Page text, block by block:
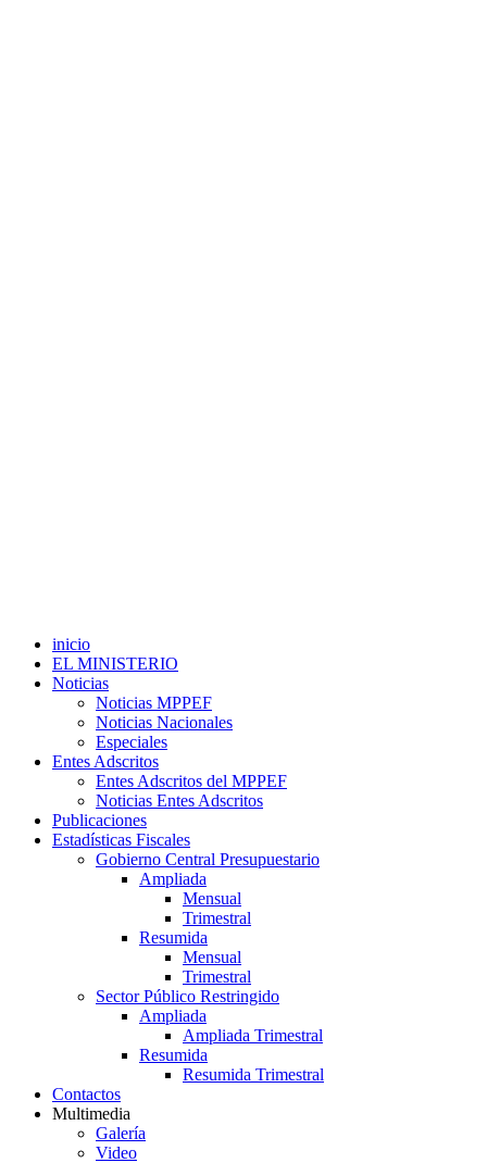
inicio
EL MINISTERIO
Noticias
Noticias MPPEF
Noticias Nacionales
Especiales
Entes Adscritos
Entes Adscritos del MPPEF
Noticias Entes Adscritos
Publicaciones
Estadísticas Fiscales
Gobierno Central Presupuestario
Ampliada
Mensual
Trimestral
Resumida
Mensual
Trimestral
Sector Público Restringido
Ampliada
Ampliada Trimestral
Resumida
Resumida Trimestral
Contactos
Multimedia
Galería
Video